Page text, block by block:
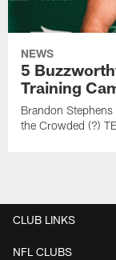
NEWS
5
Training
Brandon
the Crowded (?)
CLUB LINKS
NFL CLUBS